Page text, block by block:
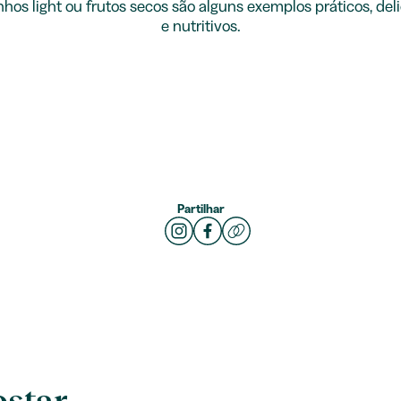
light ou frutos secos são alguns exemplos práticos,
e nutritivos.
Partilhar